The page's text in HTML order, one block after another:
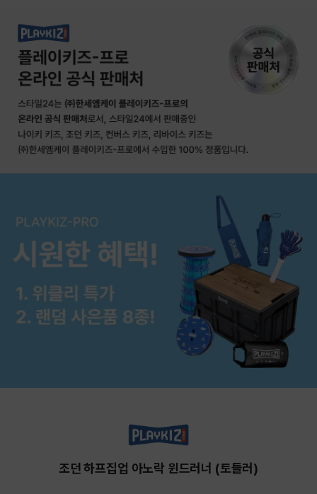
조던 하프집업 아노락 윈드러너 (토들러)